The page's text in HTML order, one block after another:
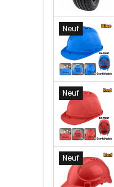
Neuf
Neuf
Neuf